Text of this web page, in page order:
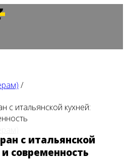
/
с итальянской кухней:
с итальянской
современность